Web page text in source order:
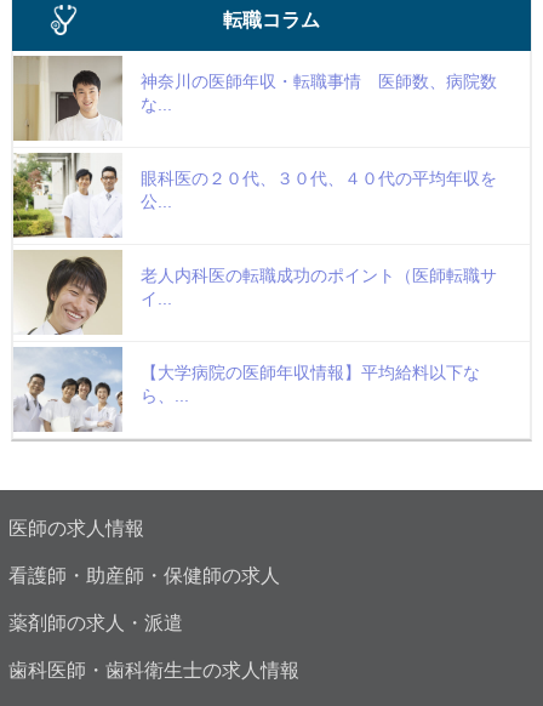
転職コラム
神奈川の医師年収・転職事情 医師数、病院数
な...
眼科医の２０代、３０代、４０代の平均年収を
公...
老人内科医の転職成功のポイント（医師転職サ
イ...
【大学病院の医師年収情報】平均給料以下な
ら、...
医師の求人情報
看護師・助産師・保健師の求人
薬剤師の求人・派遣
歯科医師・歯科衛生士の求人情報